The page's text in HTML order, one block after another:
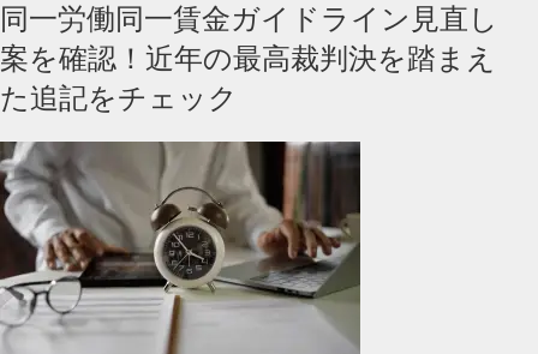
同一労働同一賃金ガイドライン見直し
案を確認！近年の最高裁判決を踏まえ
た追記をチェック